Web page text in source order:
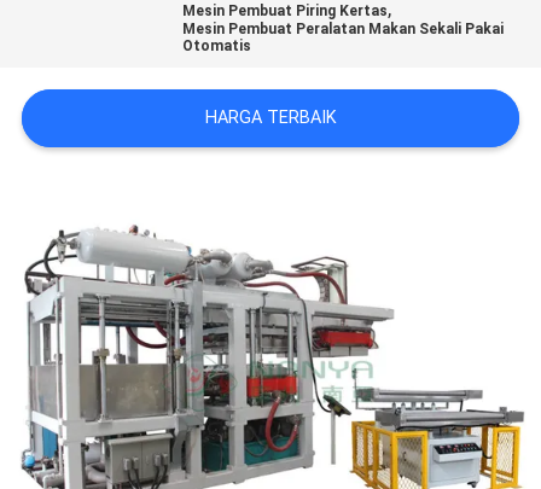
SITEMAP
PRIVACY
Mesin Pembuat Piring Kertas,
Mesin Pembuat Peralatan Makan Sekali Pakai
Otomatis
HARGA TERBAIK